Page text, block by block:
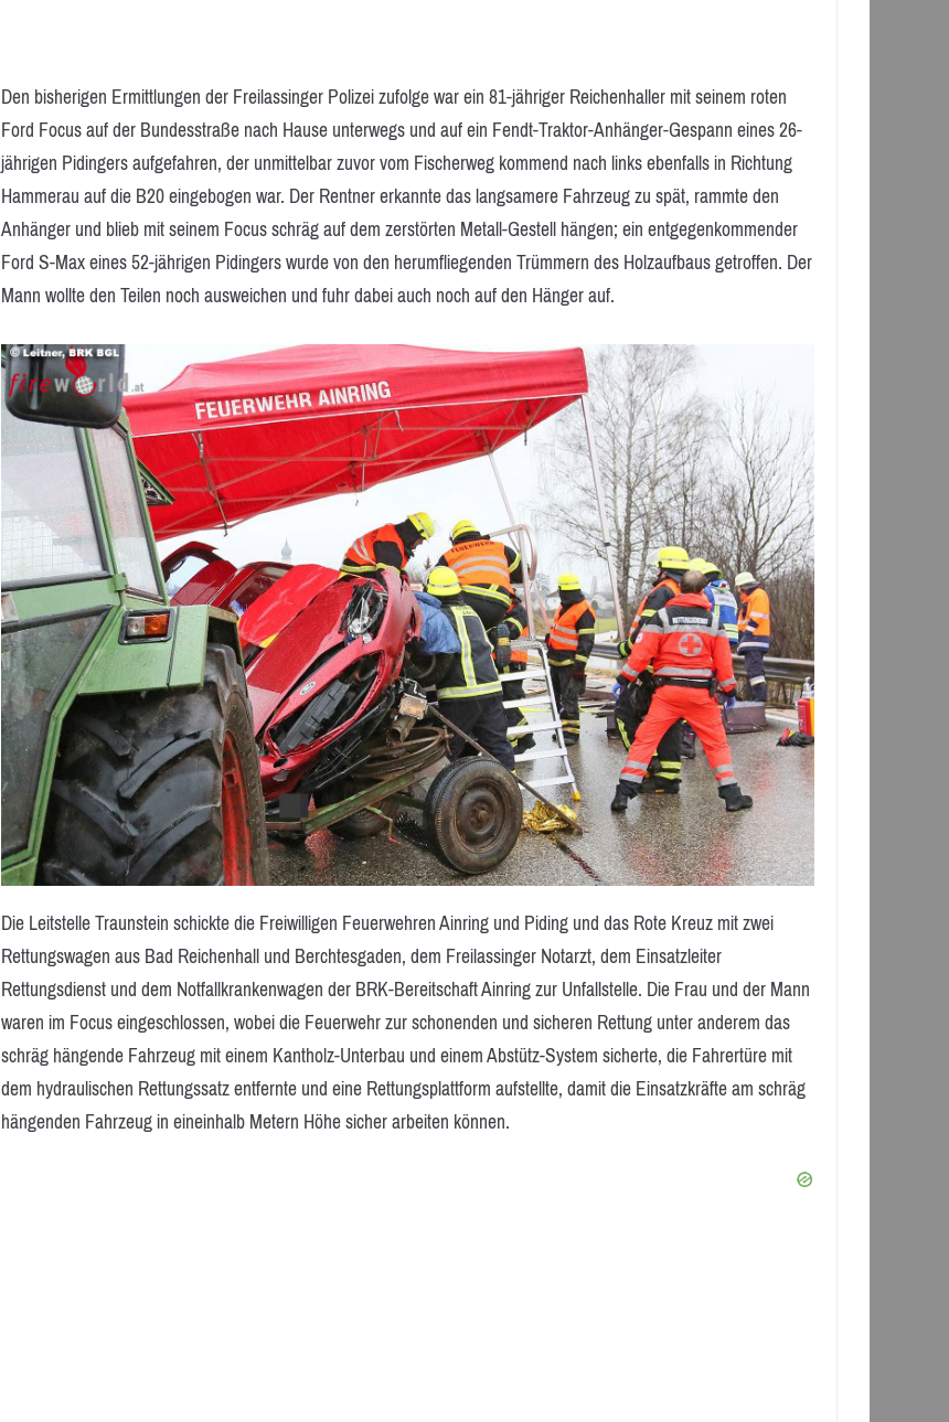
Den bisherigen Ermittlungen der Freilassinger Polizei zufolge war ein 81-jähriger Reichenhaller mit seinem roten
Ford Focus auf der Bundesstraße nach Hause unterwegs und auf ein Fendt-Traktor-Anhänger-Gespann eines 26-
jährigen Pidingers aufgefahren, der unmittelbar zuvor vom Fischerweg kommend nach links ebenfalls in Richtung
Hammerau auf die B20 eingebogen war. Der Rentner erkannte das langsamere Fahrzeug zu spät, rammte den
Anhänger und blieb mit seinem Focus schräg auf dem zerstörten Metall-Gestell hängen; ein entgegenkommender
Ford S-Max eines 52-jährigen Pidingers wurde von den herumfliegenden Trümmern des Holzaufbaus getroffen. Der
Mann wollte den Teilen noch ausweichen und fuhr dabei auch noch auf den Hänger auf.
Die Leitstelle Traunstein schickte die Freiwilligen Feuerwehren Ainring und Piding und das Rote Kreuz mit zwei
Rettungswagen aus Bad Reichenhall und Berchtesgaden, dem Freilassinger Notarzt, dem Einsatzleiter
Rettungsdienst und dem Notfallkrankenwagen der BRK-Bereitschaft Ainring zur Unfallstelle. Die Frau und der Mann
waren im Focus eingeschlossen, wobei die Feuerwehr zur schonenden und sicheren Rettung unter anderem das
schräg hängende Fahrzeug mit einem Kantholz-Unterbau und einem Abstütz-System sicherte, die Fahrertüre mit
dem hydraulischen Rettungssatz entfernte und eine Rettungsplattform aufstellte, damit die Einsatzkräfte am schräg
hängenden Fahrzeug in eineinhalb Metern Höhe sicher arbeiten können.